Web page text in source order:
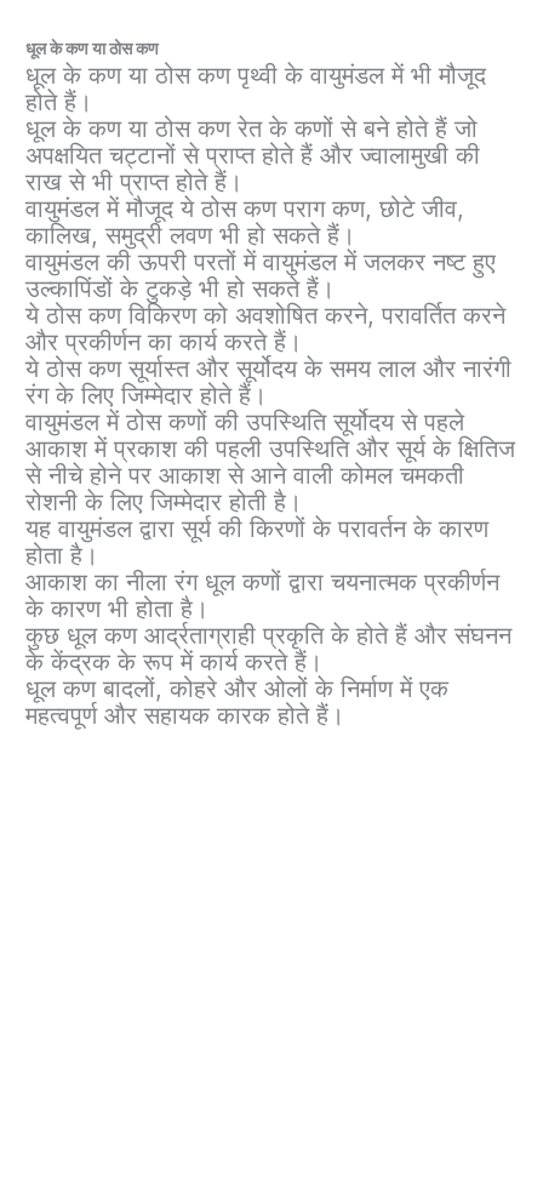
धूल के कण या ठोस कण
धूल के कण या ठोस कण पृथ्वी के वायुमंडल में भी मौजूद
होते हैं।
धूल के कण या ठोस कण रेत के कणों से बने होते हैं जो
अपक्षयित चट्टानों से प्राप्त होते हैं और ज्वालामुखी की
राख से भी प्राप्त होते हैं।
वायुमंडल में मौजूद ये ठोस कण पराग कण, छोटे जीव,
कालिख, समुद्री लवण भी हो सकते हैं।
वायुमंडल की ऊपरी परतों में वायुमंडल में जलकर नष्ट हुए
उल्कापिंडों के टुकड़े भी हो सकते हैं।
ये ठोस कण विकिरण को अवशोषित करने, परावर्तित करने
और प्रकीर्णन का कार्य करते हैं।
ये ठोस कण सूर्यास्त और सूर्योदय के समय लाल और नारंगी
रंग के लिए जिम्मेदार होते हैं।
वायुमंडल में ठोस कणों की उपस्थिति सूर्योदय से पहले
आकाश में प्रकाश की पहली उपस्थिति और सूर्य के क्षितिज
से नीचे होने पर आकाश से आने वाली कोमल चमकती
रोशनी के लिए जिम्मेदार होती है।
यह वायुमंडल द्वारा सूर्य की किरणों के परावर्तन के कारण
होता है।
आकाश का नीला रंग धूल कणों द्वारा चयनात्मक प्रकीर्णन
के कारण भी होता है।
कुछ धूल कण आर्द्रताग्राही प्रकृति के होते हैं और संघनन
के केंद्रक के रूप में कार्य करते हैं।
धूल कण बादलों, कोहरे और ओलों के निर्माण में एक
महत्वपूर्ण और सहायक कारक होते हैं।